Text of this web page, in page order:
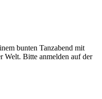
bunten Tanzabend mit
Welt. Bitte anmelden auf der